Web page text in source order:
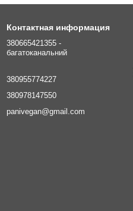
Контактная информация
380665421355 -
багатоканальний
380955774227
380978147550
panivegan@gmail.com